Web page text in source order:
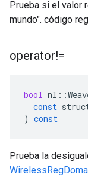
Prueba si el valor
mundo". código
operator!=
bool nl ::
const
) const
Prueba la